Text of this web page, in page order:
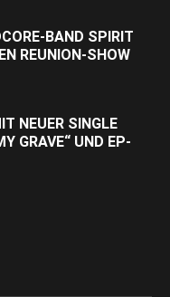
BAND SPIRIT
REUNION-SHOW
NEUER SINGLE
GRAVE“ UND EP-